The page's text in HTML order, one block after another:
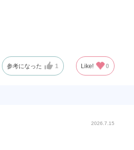
参考になった 1 Like! 0
2026.7.15